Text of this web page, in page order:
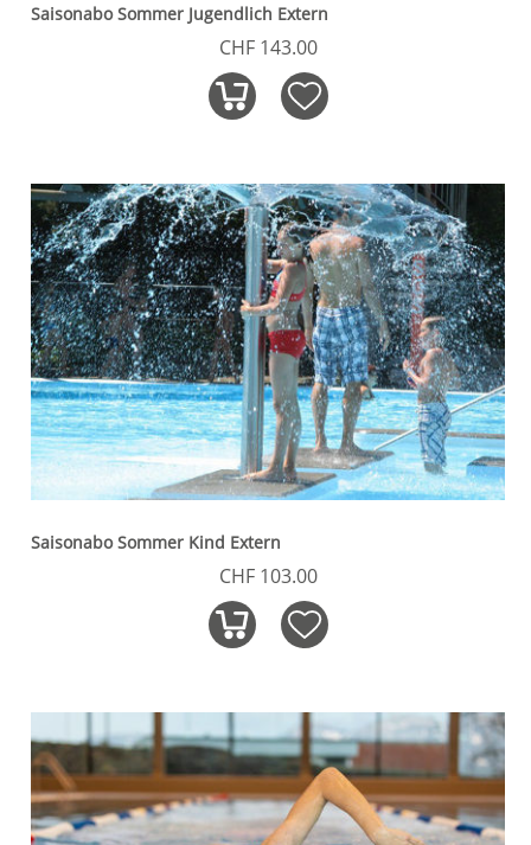
Saisonabo Sommer Jugendlich Extern
CHF 143.00
Saisonabo Sommer Kind Extern
CHF 103.00